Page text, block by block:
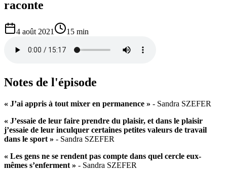
raconte
4 août 2021 15 min
Notes de l'épisode
« J’ai appris à tout mixer en permanence » - Sandra SZEFER
« J’essaie de leur faire prendre du plaisir, et dans le plaisir
j’essaie de leur inculquer certaines petites valeurs de travail
dans le sport » - Sandra SZEFER
« Les gens ne se rendent pas compte dans quel cercle eux-
mêmes s’enferment » - Sandra SZEFER